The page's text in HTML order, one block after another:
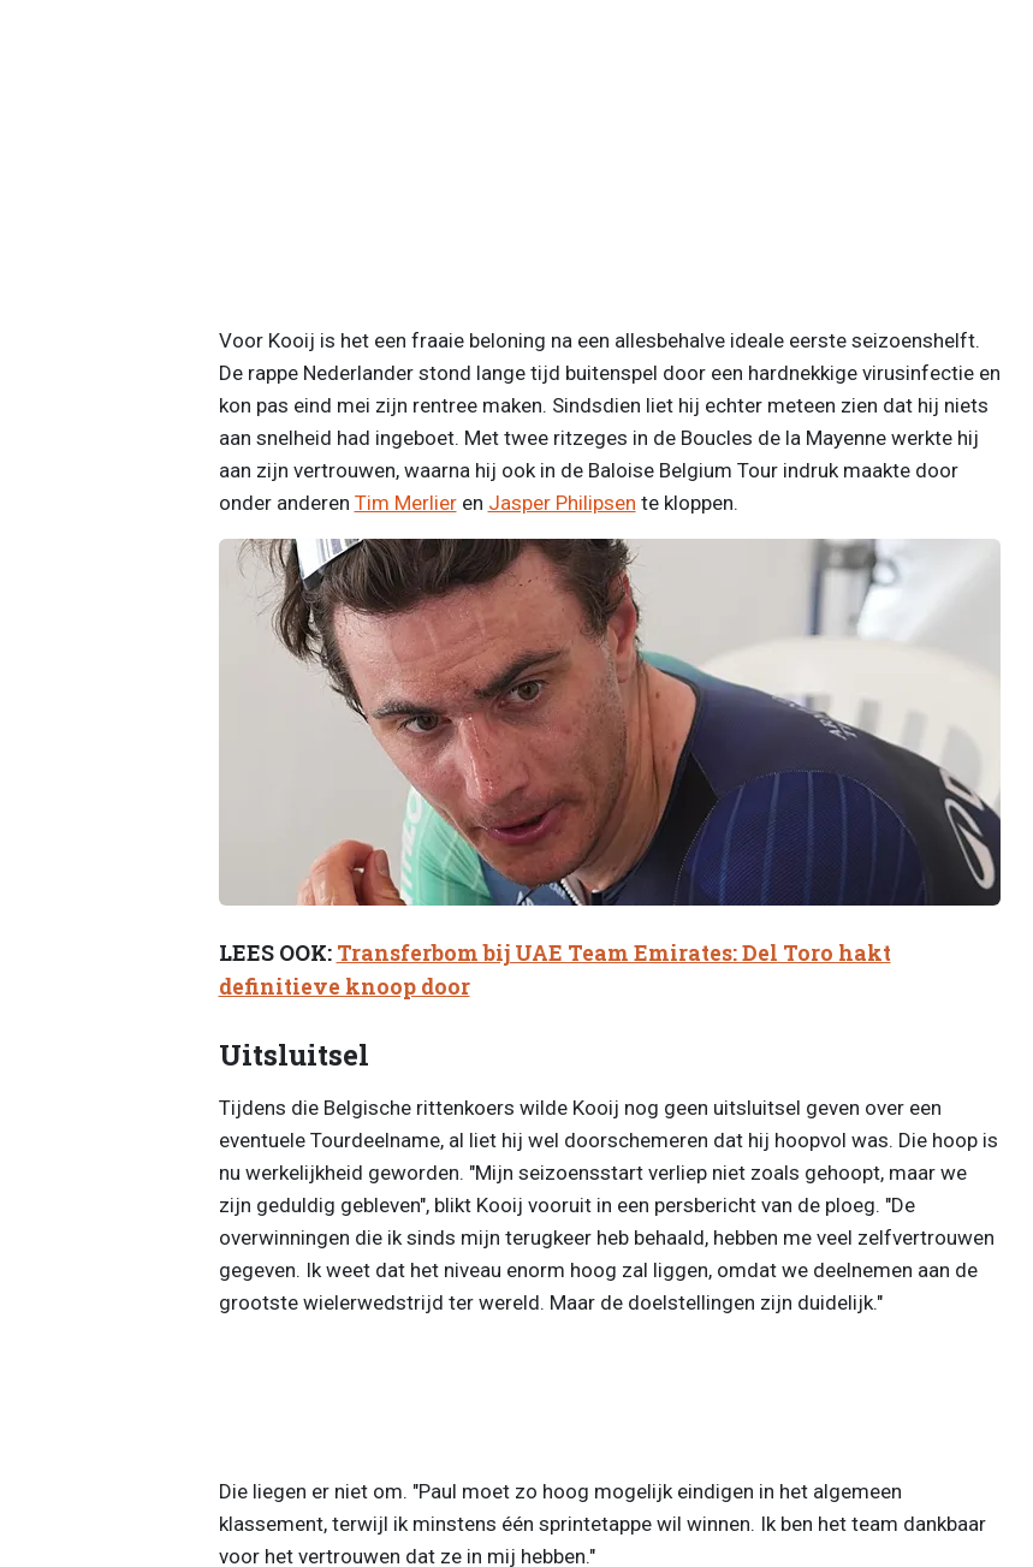
Voor Kooij is het een fraaie beloning na een allesbehalve ideale eerste seizoenshelft.
De rappe Nederlander stond lange tijd buitenspel door een hardnekkige virusinfectie en
kon pas eind mei zijn rentree maken. Sindsdien liet hij echter meteen zien dat hij niets
aan snelheid had ingeboet. Met twee ritzeges in de Boucles de la Mayenne werkte hij
aan zijn vertrouwen, waarna hij ook in de Baloise Belgium Tour indruk maakte door
onder anderen Tim Merlieren Jasper Philipsen te kloppen.
LEES OOK: Transferbom bij UAE Team Emirates: Del Toro hakt
definitieve knoop door
Uitsluitsel
Tijdens die Belgische rittenkoers wilde Kooij nog geen uitsluitsel geven over een
eventuele Tourdeelname, al liet hij wel doorschemeren dat hij hoopvol was. Die hoop is
nu werkelijkheid geworden. "Mijn seizoensstart verliep niet zoals gehoopt, maar we
zijn geduldig gebleven", blikt Kooij vooruit in een persbericht van de ploeg. "De
overwinningen die ik sinds mijn terugkeer heb behaald, hebben me veel zelfvertrouwen
gegeven. Ik weet dat het niveau enorm hoog zal liggen, omdat we deelnemen aan de
grootste wielerwedstrijd ter wereld. Maar de doelstellingen zijn duidelijk."
Die liegen er niet om. "Paul moet zo hoog mogelijk eindigen in het algemeen
klassement, terwijl ik minstens één sprintetappe wil winnen. Ik ben het team dankbaar
voor het vertrouwen dat ze in mij hebben."